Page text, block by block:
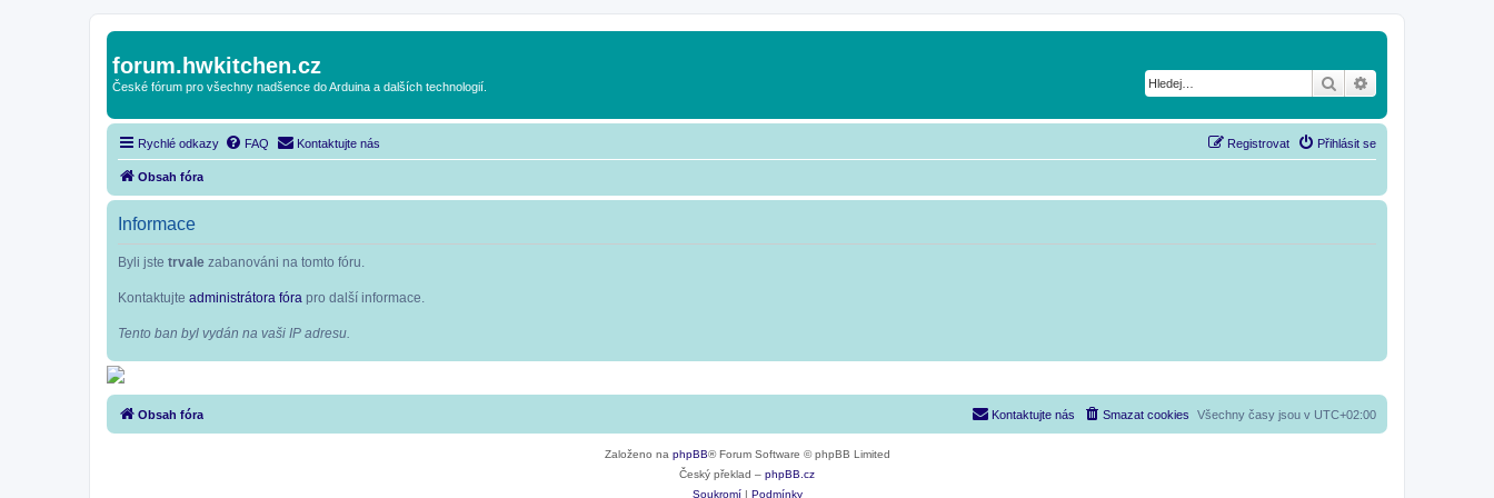
forum.hwkitchen.cz
České fórum pro všechny nadšence do Arduina a dalších technologií. Hledat
Rychlé odkazy FAQ Kontaktujte nás Přihlásit se
Registrovat
Obsah fóra
Informace
Byli jste trvale zabanováni na tomto fóru.
Kontaktujte administrátora fóra pro další informace.
Tento ban byl vydán na vaši IP adresu.
Obsah fóra Všechny časy jsou v UTC+02:00
Smazat cookies
Kontaktujte nás
Založeno na phpBB® Forum Software © phpBB Limited
Český překlad – phpBB.cz
Soukromí| Podmínky